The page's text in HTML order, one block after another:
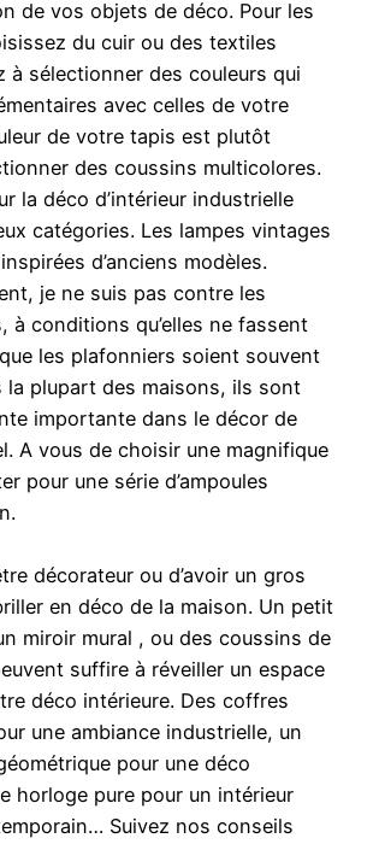
de vos objets de déco. Pour les
du cuir ou des textiles
à sélectionner des couleurs qui
avec celles de votre
de votre tapis est plutôt
des coussins multicolores.
la déco d’intérieur industrielle
catégories. Les lampes vintages
d’anciens modèles.
je ne suis pas contre les
à conditions qu’elles ne fassent
les plafonniers soient souvent
la plupart des maisons, ils sont
importante dans le décor de
A vous de choisir une magnifique
pour une série d’ampoules
décorateur ou d’avoir un gros
en déco de la maison. Un petit
miroir mural , ou des coussins de
suffire à réveiller un espace
déco intérieure. Des coffres
une ambiance industrielle, un
pour une déco
horloge pure pour un intérieur
Suivez nos conseils